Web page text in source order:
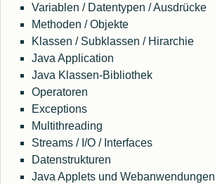
Variablen / Datentypen / Ausdrücke
Methoden / Objekte
Klassen / Subklassen / Hirarchie
Java Application
Java Klassen-Bibliothek
Operatoren
Exceptions
Multithreading
Streams / I/O / Interfaces
Datenstrukturen
Java Applets und Webanwendungen